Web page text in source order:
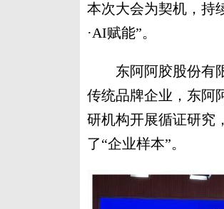
本次大会为契机，持
·AI赋能”。
东阿阿胶股份有限
传统品牌企业，东阿
研机构开展循证研究
了“企业样本”。